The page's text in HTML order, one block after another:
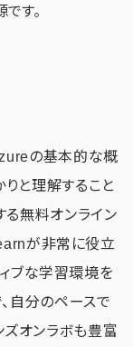
す。
の基本的な概
りと理解すること
る無料オンライン
が非常に役立
ブな学習環境を
自分のペースで
ズオンラボも豊富